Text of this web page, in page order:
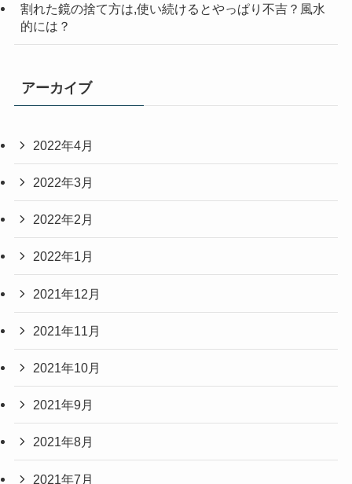
割れた鏡の捨て方は,使い続けるとやっぱり不吉？風水
的には？
アーカイブ
2022年4月
2022年3月
2022年2月
2022年1月
2021年12月
2021年11月
2021年10月
2021年9月
2021年8月
2021年7月